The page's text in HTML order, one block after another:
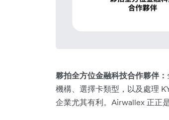
夥拍全方位金融科技合作夥伴：
機構、選擇卡類型，以及處理
企業尤其有利。Airwallex 正正